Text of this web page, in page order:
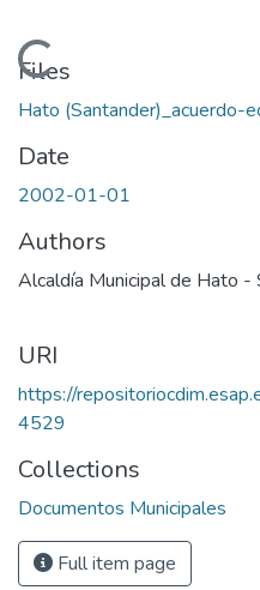
Loading...
Files
Hato (Santander)_acuerdo-
Date
2002-01-01
Authors
Alcaldía Municipal de Hato -
URI
https://
4529
Collections
Documentos Municipales
Full item page